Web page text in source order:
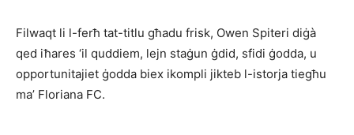
Filwaqt li l-ferħ tat-titlu għadu frisk, Owen Spiteri diġà
qed iħares ‘il quddiem, lejn staġun ġdid, sfidi ġodda, u
opportunitajiet ġodda biex ikompli jikteb l-istorja tiegħu
ma’ Floriana FC.